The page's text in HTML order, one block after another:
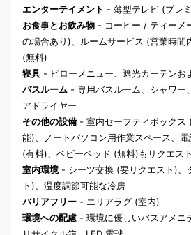
エンターテイメント - 薄型テレビ (プレ
お食事とお飲み物 - コーヒー / ティーメ
の場合あり)、ルームサービス (営業時間
(無料)
寝具 - ピローメニュー、遮光カーテンお
バスルーム - 専用バスルーム、シャワー
アドライヤー
その他の設備 - 室内セーフティボックス
能)、ノートパソコン用作業スペース、
(有料)、ベビーベッド (無料)もリクエス
室内環境 - シーツ交換 (要リクエスト)、
ト)、温度調節可能な冷房
バリアフリー - エリアラグ (室内)
環境への配慮 - 環境に優しいバスアメニ